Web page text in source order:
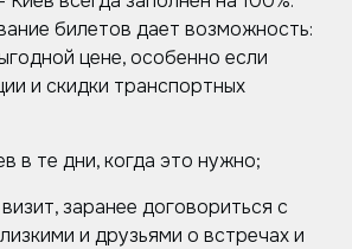
билетов дает возможность:
цене, особенно если
и скидки транспортных
в те дни, когда это нужно;
заранее договориться с
и друзьями о встречах и